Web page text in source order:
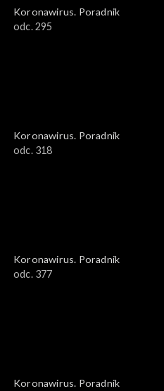
Koronawirus. Poradnik
odc. 295
Koronawirus. Poradnik
odc. 318
Koronawirus. Poradnik
odc. 377
Koronawirus. Poradnik